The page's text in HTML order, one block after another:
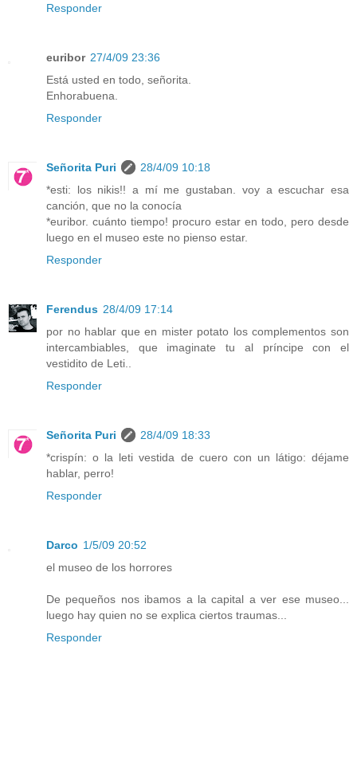
Responder
euribor 27/4/09 23:36
Está usted en todo, señorita.
Enhorabuena.
Responder
Señorita Puri
28/4/09 10:18
*esti: los nikis!! a mí me gustaban. voy a escuchar esa
canción, que no la conocía
*euribor. cuánto tiempo! procuro estar en todo, pero desde
luego en el museo este no pienso estar.
Responder
Ferendus 28/4/09 17:14
por no hablar que en mister potato los complementos son
intercambiables, que imaginate tu al príncipe con el
vestidito de Leti..
Responder
Señorita Puri
28/4/09 18:33
*crispín: o la leti vestida de cuero con un látigo: déjame
hablar, perro!
Responder
Darco 1/5/09 20:52
el museo de los horrores
De pequeños nos ibamos a la capital a ver ese museo...
luego hay quien no se explica ciertos traumas...
Responder